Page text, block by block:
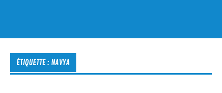
ÉTIQUETTE : NAVYA